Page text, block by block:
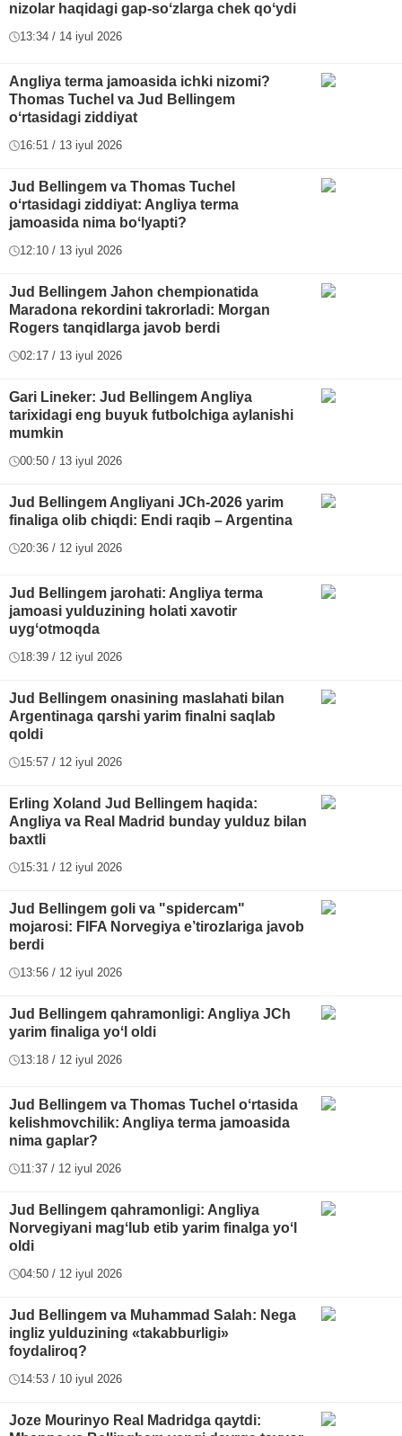
nizolar haqidagi gap-soʻzlarga chek qoʻydi
13:34 / 14 iyul 2026
Angliya terma jamoasida ichki nizomi?
Thomas Tuchel va Jud Bellingem
oʻrtasidagi ziddiyat
16:51 / 13 iyul 2026
Jud Bellingem va Thomas Tuchel
oʻrtasidagi ziddiyat: Angliya terma
jamoasida nima boʻlyapti?
12:10 / 13 iyul 2026
Jud Bellingem Jahon chempionatida
Maradona rekordini takrorladi: Morgan
Rogers tanqidlarga javob berdi
02:17 / 13 iyul 2026
Gari Lineker: Jud Bellingem Angliya
tarixidagi eng buyuk futbolchiga aylanishi
mumkin
00:50 / 13 iyul 2026
Jud Bellingem Angliyani JCh-2026 yarim
finaliga olib chiqdi: Endi raqib – Argentina
20:36 / 12 iyul 2026
Jud Bellingem jarohati: Angliya terma
jamoasi yulduzining holati xavotir
uygʻotmoqda
18:39 / 12 iyul 2026
Jud Bellingem onasining maslahati bilan
Argentinaga qarshi yarim finalni saqlab
qoldi
15:57 / 12 iyul 2026
Erling Xoland Jud Bellingem haqida:
Angliya va Real Madrid bunday yulduz bilan
baxtli
15:31 / 12 iyul 2026
Jud Bellingem goli va "spidercam"
mojarosi: FIFA Norvegiya e’tirozlariga javob
berdi
13:56 / 12 iyul 2026
Jud Bellingem qahramonligi: Angliya JCh
yarim finaliga yoʻl oldi
13:18 / 12 iyul 2026
Jud Bellingem va Thomas Tuchel oʻrtasida
kelishmovchilik: Angliya terma jamoasida
nima gaplar?
11:37 / 12 iyul 2026
Jud Bellingem qahramonligi: Angliya
Norvegiyani magʻlub etib yarim finalga yoʻl
oldi
04:50 / 12 iyul 2026
Jud Bellingem va Muhammad Salah: Nega
ingliz yulduzining «takabburligi»
foydaliroq?
14:53 / 10 iyul 2026
Joze Mourinyo Real Madridga qaytdi: